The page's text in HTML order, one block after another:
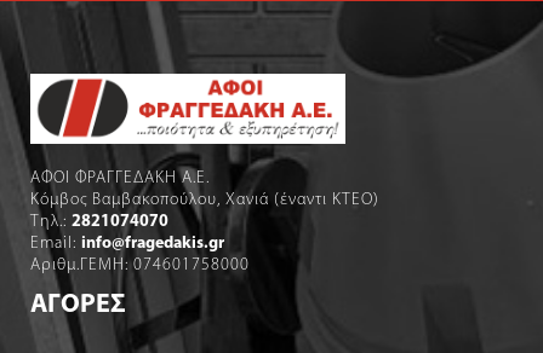
ΑΦΟΙ ΦΡΑΓΓΕΔΑΚΗ Α.Ε.
Κόμβος Βαμβακοπούλου, Χανιά (έναντι ΚΤΕΟ)
Τηλ.: 2821074070
Email: info@fragedakis.gr
Αριθμ.ΓΕΜΗ: 074601758000
ΑΓΟΡΕΣ